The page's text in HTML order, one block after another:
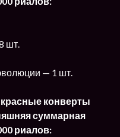
шт.
— 1 шт.
конверты
суммарная
риалов: